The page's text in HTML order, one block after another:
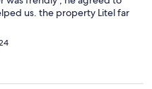
us. the property Litel far